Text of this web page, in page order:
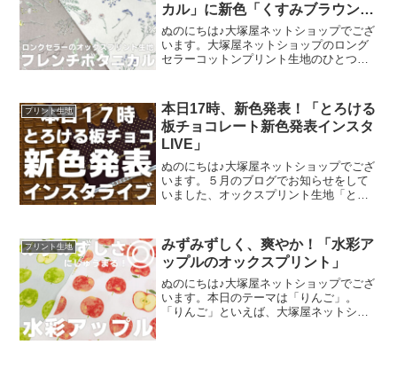
カル」に新色「くすみブラウン」
が登場！
ぬのにちは♪大塚屋ネットショップでござ
います。大塚屋ネットショップのロング
セラーコットンプリント生地のひとつ
た「ペールピンク」の再販が、この度決
定いたしました。2026
プリント生地
本日17時、新色発表！「とろける
板チョコレート新色発表インスタ
LIVE」
ぬのにちは♪大塚屋ネットショップでござ
います。５月のブログでお知らせをして
いました、オックスプリント生地「とろ
約開始可能な段取りが整いました。再販
決定を記念いたしまして
プリント生地
みずみずしく、爽やか！「水彩ア
ップルのオックスプリント」
ぬのにちは♪大塚屋ネットショップでござ
います。本日のテーマは「りんご」。
「りんご」といえば、大塚屋ネットショ